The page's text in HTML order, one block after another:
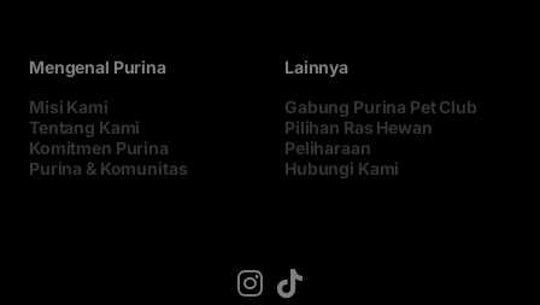
Mengenal Purina
Misi Kami
Tentang Kami
Komitmen Purina
Purina & Komunitas
Lainnya
Gabung Purina Pet Club
Pilihan Ras Hewan
Peliharaan
Hubungi Kami